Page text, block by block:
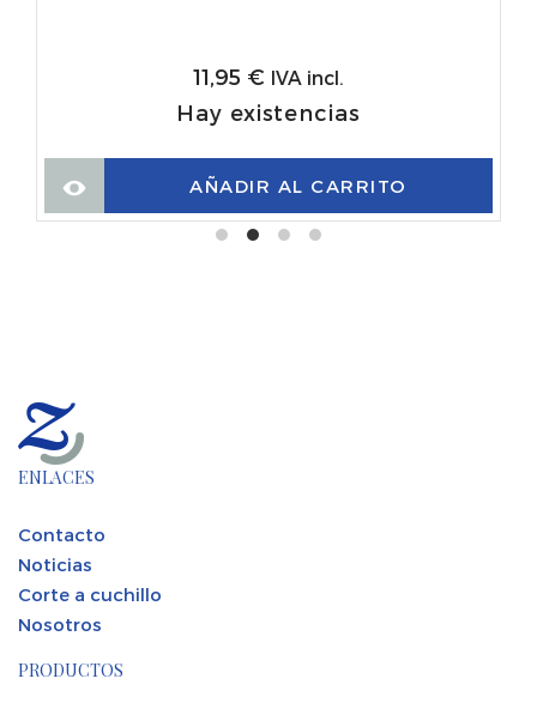
11,95 € IVA incl.
Hay existencias
AÑADIR AL CARRITO
ENLACES
Contacto
Noticias
Corte a cuchillo
Nosotros
PRODUCTOS